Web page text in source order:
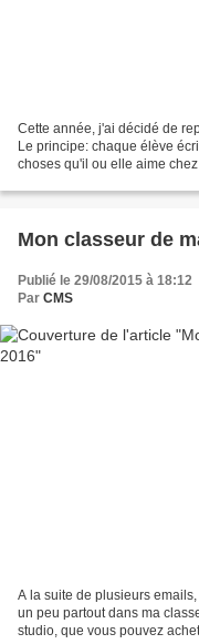
Cette année, j'ai décidé de
Le principe: chaque élève
choses qu'il ou elle aime
Mon classeur de
Publié le 29/08/2015 à 18:12
Par CMS
A la suite de plusieurs
un peu partout dans ma
studio, que vous pouvez